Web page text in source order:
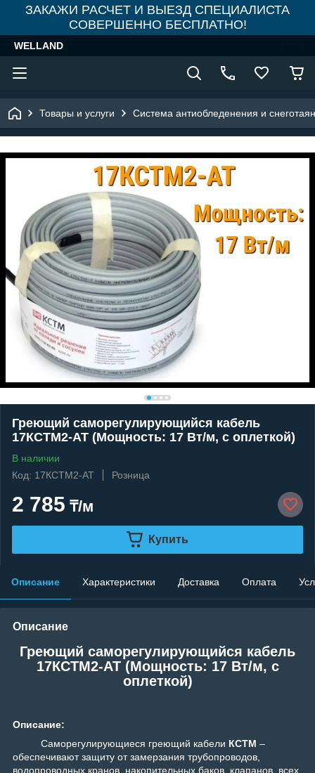
ЗАКАЖИ РАСЧЕТ И ВЫЕЗД СПЕЦИАЛИСТА
СОВЕРШЕННО БЕСПЛАТНО!
WELLAND
Товары и услуги Система антиобледенения и
Греющий саморегулирующийся кабель
17КСТМ2-АТ (Мощность: 17 Вт/м, с оплеткой)
В наличии
Код: 17КСТМ2-АТ
Розница
2 785 ₸/м
Купить
Описание Характеристики Доставка Оплата
Описание
Греющий саморегулирующийся кабель
17КСТМ2-АТ (Мощность: 17 Вт/м, с
оплеткой)
Описание:
Саморегулирующиеся греющий кабели КСТМ –
обеспечивают защиту от замерзания трубопроводов,
водопроводных кранов, накопительных баков, клапанов, всех